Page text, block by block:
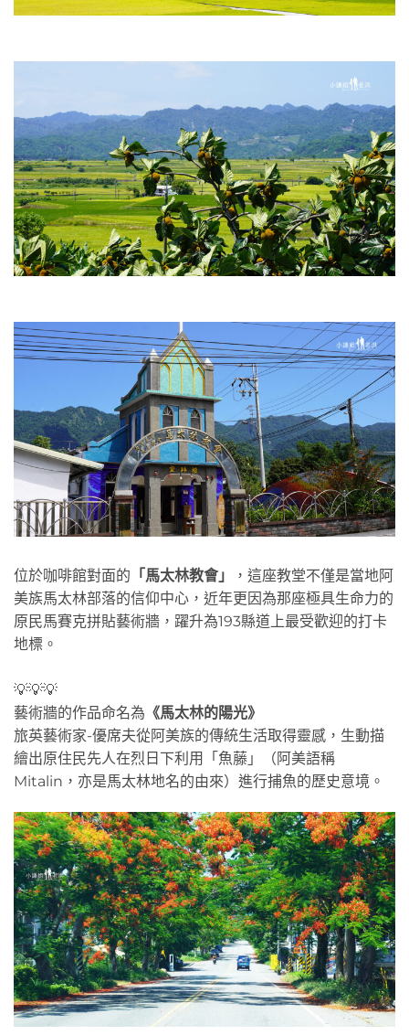
位於咖啡館對面的 「馬太林教會」
，這座教堂不僅是當地阿
美族馬太林部落的信仰中心，近年更因為那座極具生命力的
原民馬賽克拼貼藝術牆，躍升為193縣道上最受歡迎的打卡
地標。
💡💡💡
藝術牆的作品命名為 《馬太林的陽光》
旅英藝術家-優席夫從阿美族的傳統生活取得靈感，生動描
繪出原住民先人在烈日下利用「魚藤」（阿美語稱
Mitalin，亦是馬太林地名的由來）進行捕魚的歷史意境。